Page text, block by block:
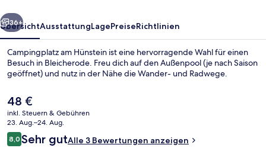
Weiter
36+
ÜbersichtAusstattungLagePreiseRichtlinien
Campingplatz am Hünstein ist eine hervorragende Wahl für einen
Besuch in Bleicherode. Freu dich auf den Außenpool (je nach Saison
geöffnet) und nutz in der Nähe die Wander- und Radwege.
Der
aktuelle
Preis
beträgt
48 €.
48 €
inkl. Steuern & Gebühren
23. Aug.–24. Aug.
Bewertungen
8,08,0 von 10.
Sehr gutAlle 3 Bewertungen anzeigen